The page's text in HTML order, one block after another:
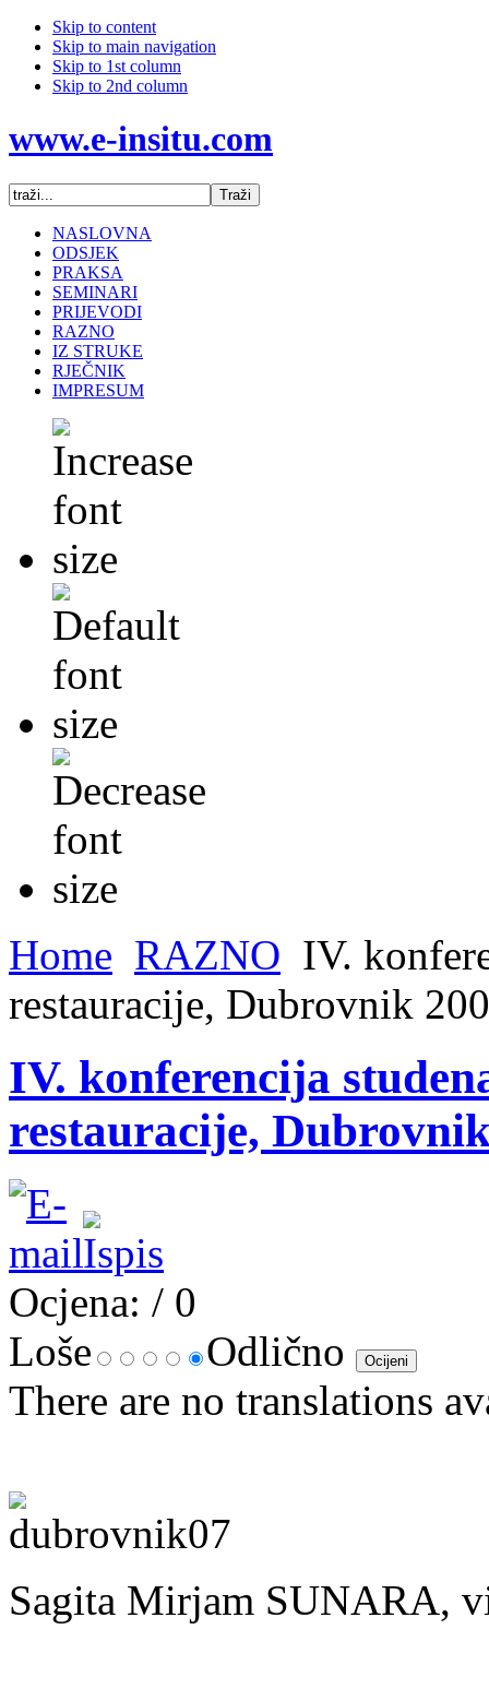
Skip to content
Skip to main navigation
Skip to 1st column
Skip to 2nd column
www.e-insitu.com
NASLOVNA
ODSJEK
PRAKSA
SEMINARI
PRIJEVODI
RAZNO
IZ STRUKE
RJEČNIK
IMPRESUM
Home RAZNO IV.
restauracije, Dubrovnik
IV. konferencija
restauracije,
Ocjena: / 0
Loše
Odlično
There are no translations
Sagita Mirjam SUNARA,